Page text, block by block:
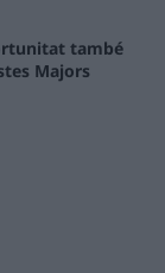
també
Majors